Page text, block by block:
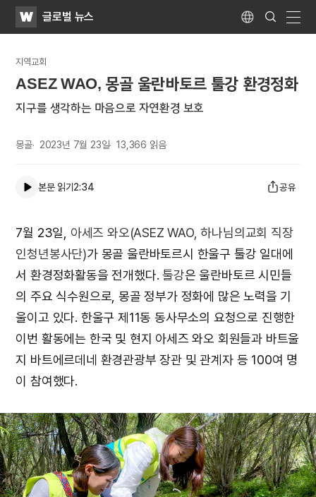
WATV글로벌 뉴스 Language
Search
Submit
지역교회
ASEZ WAO, 몽골 울란바토르 툴강 환경정화
지구를 생각하는 마음으로 자연환경 보호
몽골 2023년 7월 23일 13,366 읽음
본문 읽기2:34 공유
7월 23일, 아세즈 와오(ASEZ WAO, 하나님의교회 직장
인청년봉사단)가 몽골 울란바토르시 한울구 툴강 일대에
서 환경정화활동을 전개했다.툴강은 울란바토르 시민들
의 주요 식수원으로, 몽골 정부가 정화에 많은 노력을 기
울이고 있다. 한울구 제11동 동사무소의 요청으로 진행한
이번 활동에는 한국 및 현지 아세즈 와오 회원들과 바트울
지 바트에르데네 환경관광부 장관 및 관계자 등 100여 명
이 참여했다.